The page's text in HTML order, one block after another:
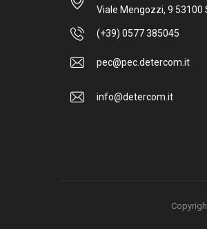
Viale Mengozzi, 9 53100
(+39) 0577 385045
pec@pec.detercom.it
info@detercom.it